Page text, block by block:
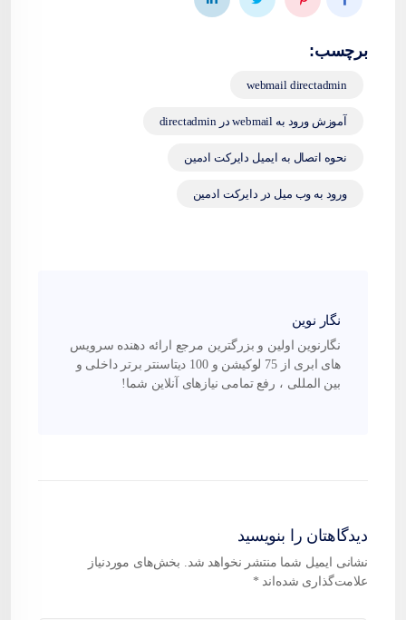
برچسب:
webmail directadmin
آموزش ورود به webmail در directadmin
نحوه اتصال به ایمیل دایرکت ادمین
ورود به وب میل در دایرکت ادمین
نگار نوین
نگارنوین اولین و بزرگترین مرجع ارائه دهنده سرویس
های ابری از 75 لوکیشن و 100 دیتاسنتر برتر داخلی و
بین المللی ، رفع تمامی نیازهای آنلاین شما!
دیدگاهتان را بنویسید
نشانی ایمیل شما منتشر نخواهد شد. بخش‌های موردنیاز
علامت‌گذاری شده‌اند *